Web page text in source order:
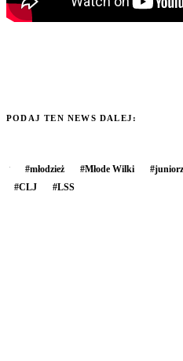
PODAJ TEN NEWS DALEJ:
#młodzież #Młode Wilki #
#CLJ #LSS